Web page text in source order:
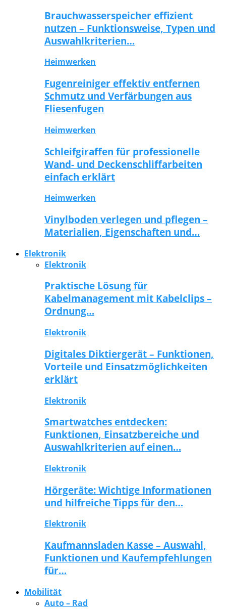
Brauchwasserspeicher effizient
nutzen – Funktionsweise, Typen und
Auswahlkriterien…
Heimwerken
Fugenreiniger effektiv entfernen
Schmutz und Verfärbungen aus
Fliesenfugen
Heimwerken
Schleifgiraffen für professionelle
Wand- und Deckenschliffarbeiten
einfach erklärt
Heimwerken
Vinylboden verlegen und pflegen –
Materialien, Eigenschaften und…
Elektronik
Elektronik
Praktische Lösung für
Kabelmanagement mit Kabelclips –
Ordnung…
Elektronik
Digitales Diktiergerät – Funktionen,
Vorteile und Einsatzmöglichkeiten
erklärt
Elektronik
Smartwatches entdecken:
Funktionen, Einsatzbereiche und
Auswahlkriterien auf einen…
Elektronik
Hörgeräte: Wichtige Informationen
und hilfreiche Tipps für den…
Elektronik
Kaufmannsladen Kasse – Auswahl,
Funktionen und Kaufempfehlungen
für…
Mobilität
Auto – Rad